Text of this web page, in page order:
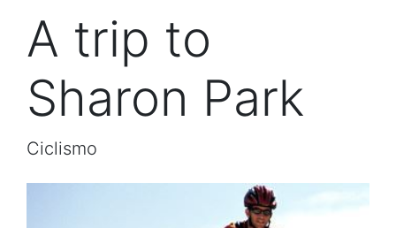
A trip to
Sharon Park
Ciclismo